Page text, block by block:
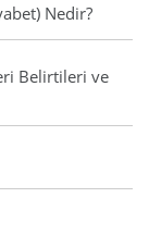
Nedir?
Belirtileri ve